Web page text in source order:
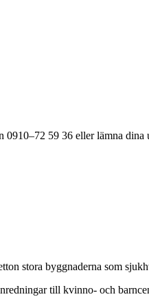
59 36 eller lämna
stora byggnaderna som
till kvinno- och